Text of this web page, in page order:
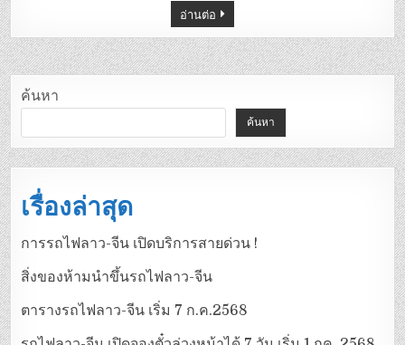
อ่านต่อ
ค้นหา
ค้นหา
เรื่องล่าสุด
การรถไฟลาว-จีน เปิดบริการสายด่วน !
สิ่งของห้ามนำขึ้นรถไฟลาว-จีน
ตารางรถไฟลาว-จีน เริ่ม 7 ก.ค.2568